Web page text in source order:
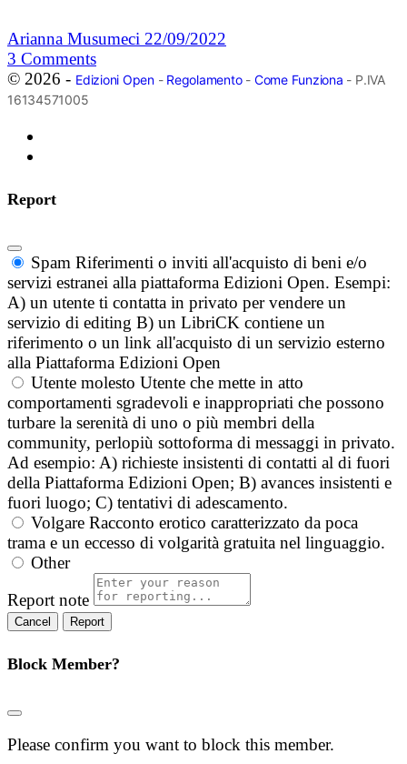
Arianna Musumeci 22/09/2022
3 Comments
© 2026 - Edizioni Open- Regolamento- Come Funziona - P.IVA
16134571005
Report
Spam Riferimenti o inviti all'acquisto di beni e/o
servizi estranei alla piattaforma Edizioni Open. Esempi:
A) un utente ti contatta in privato per vendere un
servizio di editing B) un LibriCK contiene un
riferimento o un link all'acquisto di un servizio esterno
alla Piattaforma Edizioni Open
Utente molesto Utente che mette in atto
comportamenti sgradevoli e inappropriati che possono
turbare la serenità di uno o più membri della
community, perlopiù sottoforma di messaggi in privato.
Ad esempio: A) richieste insistenti di contatti al di fuori
della Piattaforma Edizioni Open; B) avances insistenti e
fuori luogo; C) tentativi di adescamento.
Volgare Racconto erotico caratterizzato da poca
trama e un eccesso di volgarità gratuita nel linguaggio.
Other
Report note
Report
Block Member?
Please confirm you want to block this member.